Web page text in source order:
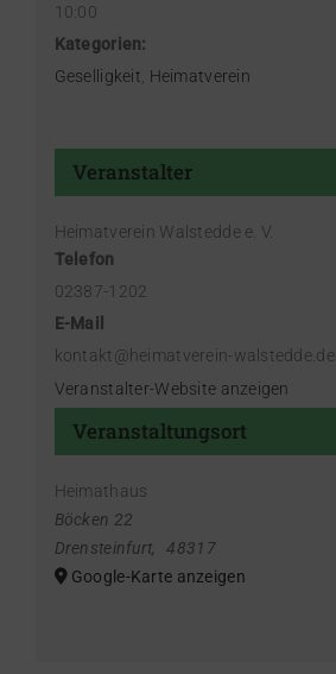
10:00
Kategorien:
Geselligkeit Heimatverein
Veranstaltungsort
Heimathaus
Böcken 22
Drensteinfurt,
48317
Google-Karte anzeigen
Veranstalter
Heimatverein Walstedde e. V.
Telefon
02387-1202
E-Mail
kontakt@heimatverein-walstedde.de
Veranstalter-Website anzeigen